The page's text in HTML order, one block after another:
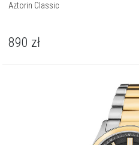
Aztorin Classic
890 zł